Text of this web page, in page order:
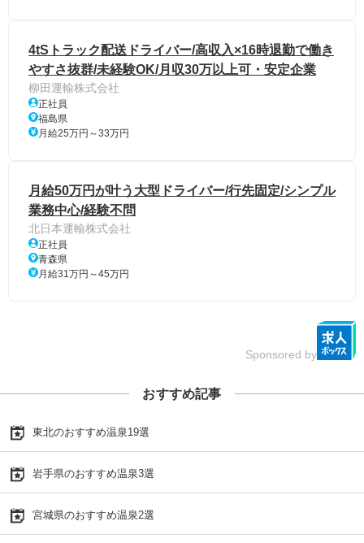
4tSトラック配送ドライバー/高収入×16時退勤で働き
やすさ抜群/未経験OK/月収30万以上可・安定企業
柳田運輸株式会社
正社員
福島県
月給25万円～33万円
月給50万円が叶う大型ドライバー/行先固定/シンプル
業務中心/経験不問
北日本運輸株式会社
正社員
青森県
月給31万円～45万円
Sponsored by
おすすめ記事
東北のおすすめ温泉19選
岩手県のおすすめ温泉3選
宮城県のおすすめ温泉2選